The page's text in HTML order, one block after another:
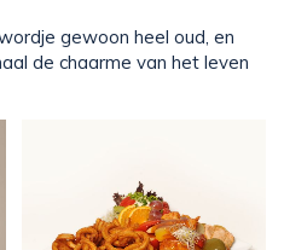
gewoon heel oud, en
de chaarme van het leven